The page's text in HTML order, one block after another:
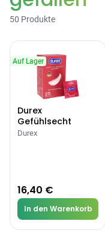
50 Produkte
Auf Lager
Durex
Gefühlsecht
Classic Kondome
Durex
16,40 €
In den Warenkorb